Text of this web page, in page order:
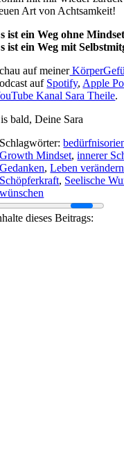
Art von Achtsamkeit!
ist ein Weg ohne
ist ein Weg mit
auf meiner
auf Spotify, Apple
Kanal Sara Theile.
bald, Deine Sara
Schlagwörter:
Growth Mindset,innerer
Gedanken,Leben verändern
Schöpferkraft, Seelische
wünschen
dieses Beitrags: